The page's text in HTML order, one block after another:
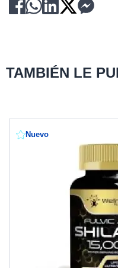
TAMBIÉN LE
Nuevo